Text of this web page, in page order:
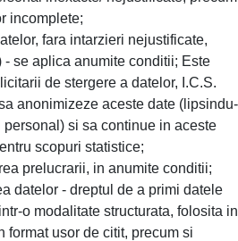
incomplete;
fara intarzieri nejustificate,
- se aplica anumite conditii; Este
de stergere a datelor, I.C.S.
anonimizeze aceste date (lipsindu-
personal) si sa continue in aceste
scopuri statistice;
prelucrarii, in anumite conditii;
datelor - dreptul de a primi datele
o modalitate structurata, folosita in
format usor de citit, precum si